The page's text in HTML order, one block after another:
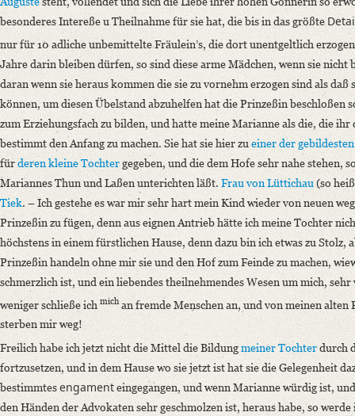
besonderes Intereße u Theilnahme für sie hat, die bis in das größte
nur für 10 adliche unbemittelte Fräulein’s, die dort unentgeltlich
Jahre darin bleiben dürfen, so sind diese arme Mädchen, wenn sie
daran wenn sie heraus kommen die sie zu vornehm erzogen sind als
können, um diesen Übelstand abzuhelfen hat die Prinzeßin beschloßen
zum Erziehungsfach zu bilden, und hatte meine Marianne als die, die ihr
bestimmt den Anfang zu machen. Sie hat sie hier zu einer der
fürderen kleine Tochtergegeben, und die dem Hofe sehr nahe stehen,
Mariannes Thun und Laßen unterichten läßt. Frau von Lüttichau (so
Tiek. – Ich gestehe es war mir sehr hart mein Kind wieder von neuen
Prinzeßin zu fügen, denn aus eignen Antrieb hätte ich meine Tochter
höchstens in einem fürstlichen Hause, denn dazu bin ich etwas zu
Prinzeßin handeln ohne mir sie und den Hof zum Feinde zu machen,
schmerzlich ist, und ein liebendes theilnehmendes Wesen um mich,
weniger schließe ich michan fremde Menschen an, und von meinen
sterben mir weg!
Freilich habe ich jetzt nicht die Mittel die Bildungmeiner Tochterdurch
fortzusetzen, und in dem Hause wo sie jetzt ist hat sie die Gelegenheit
bestimmtesengamenteingegangen, und wenn Marianne würdig ist,
den Händen der Advokaten sehr geschmolzen ist, heraus habe, so